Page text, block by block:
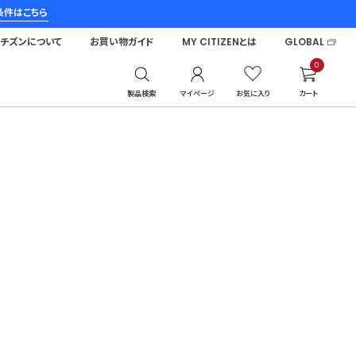
はこちら
製品検索 マイページ お気に入り
0
カート
ズンについて お買い物ガイド MY CITIZENとは GLOBAL